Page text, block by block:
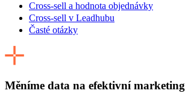
Cross-sell a hodnota objednávky
Cross-sell v Leadhubu
Časté otázky
Měníme data na efektivní marketing